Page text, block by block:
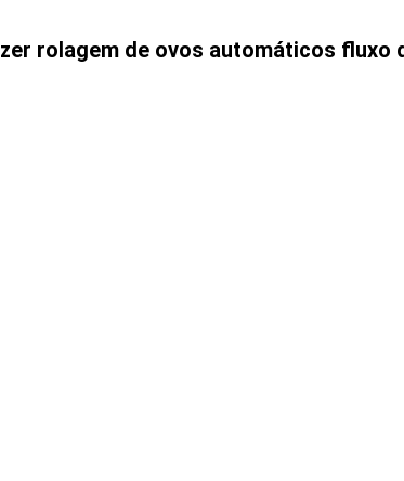
rolagem de ovos automáticos fluxo